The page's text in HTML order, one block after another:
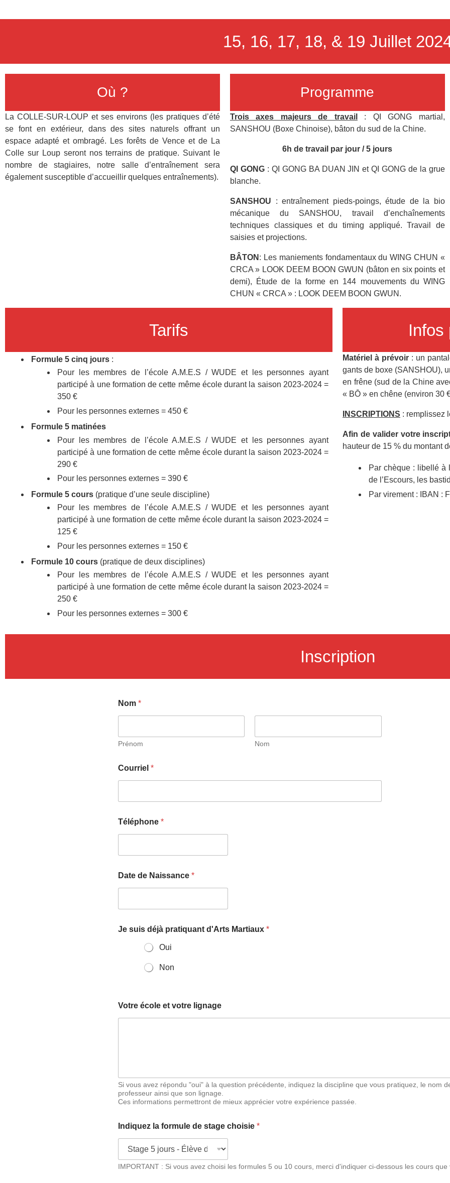
15, 16, 17, 18, & 19 Juillet
Où ?
La COLLE-SUR-LOUP et ses environs (les pratiques d’été
se font en extérieur, dans des sites naturels offrant un
espace adapté et ombragé. Les forêts de Vence et de La
Colle sur Loup seront nos terrains de pratique. Suivant le
nombre de stagiaires, notre salle d’entraînement sera
également susceptible d’accueillir quelques entraînements).
Programme
Trois axes majeurs de travail
: QI GONG martial,
SANSHOU (Boxe Chinoise), bâton du sud de la Chine.
6h de travail par jour / 5 jours
QI GONG: QI GONG BA DUAN JIN et QI GONG de la grue
blanche.
SANSHOU : entraînement pieds-poings, étude de la bio
mécanique du SANSHOU, travail d’enchaînements
techniques classiques et du timing appliqué. Travail de
saisies et projections.
BÂTON : Les maniements fondamentaux du WING CHUN «
CRCA » LOOK DEEM BOON GWUN (bâton en six points et
demi), Étude de la forme en 144 mouvements du WING
CHUN « CRCA » : LOOK DEEM BOON GWUN.
Tarifs Infos
Formule 5 cinq jours :
Pour les membres de l’école A.M.E.S / WUDE et les personnes ayant
participé à une formation de cette même école durant la saison 2023-2024 =
350 €
Pour les personnes externes = 450 €
Formule 5 matinées
Pour les membres de l’école A.M.E.S / WUDE et les personnes ayant
participé à une formation de cette même école durant la saison 2023-2024 =
290 €
Pour les personnes externes = 390 €
Formule 5 cours (pratique d’une seule discipline)
Pour les membres de l’école A.M.E.S / WUDE et les personnes ayant
participé à une formation de cette même école durant la saison 2023-2024 =
125 €
Pour les personnes externes = 150 €
Formule 10 cours (pratique de deux disciplines)
Pour les membres de l’école A.M.E.S / WUDE et les personnes ayant
participé à une formation de cette même école durant la saison 2023-2024 =
250 €
Pour les personnes externes = 300 €
Matériel à prévoir : un
gants de boxe (SANSHOU),
en frêne (sud de la Chine
« BŌ » en chêne (environ 30
INSCRIPTIONS : remplissez
Afin de valider votre
hauteur de 15 % du montant
Par chèque : libellé à
de l’Escours, les
Par virement : IBAN :
Inscription
Nom *
Prénom Nom
Courriel *
Téléphone *
Date de Naissance *
Je suis déjà pratiquant d'Arts Martiaux *
Oui
Non
Votre école et votre lignage
Si vous avez répondu "oui" à la question précédente, indiquez la discipline que vous pratiquez, le nom
professeur ainsi que son lignage.
Ces informations permettront de mieux apprécier votre expérience passée.
Indiquez la formule de stage choisie *
IMPORTANT : Si vous avez choisi les formules 5 ou 10 cours, merci d'indiquer ci-dessous les cours que